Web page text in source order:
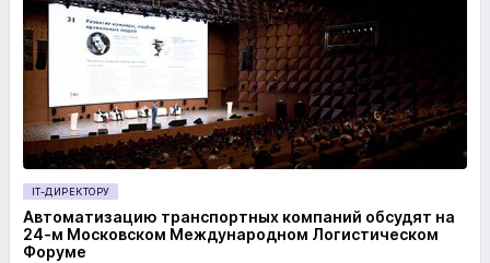
IT-ДИРЕКТОРУ
Автоматизацию транспортных компаний обсудят на
24-м Московском Международном Логистическом
Форуме